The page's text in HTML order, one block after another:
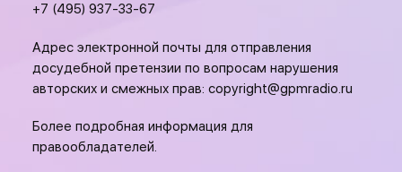
+7 (495) 937-33-67
Адрес электронной почты для отправления
досудебной претензии по вопросам нарушения
авторских и смежных прав: copyright@gpmradio.ru
Более подробная информация для
правообладателей.